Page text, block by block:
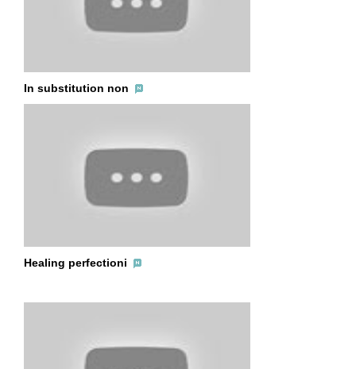
In substitution non
Healing perfectioni